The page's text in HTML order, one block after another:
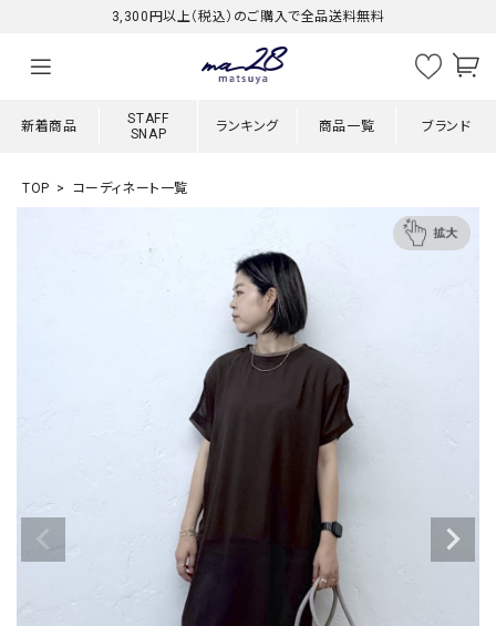
3,300円以上（税込）のご購入で全品送料無料
新着商品
STAFF
SNAP
ランキング 商品一覧 ブランド
TOP コーディネート一覧